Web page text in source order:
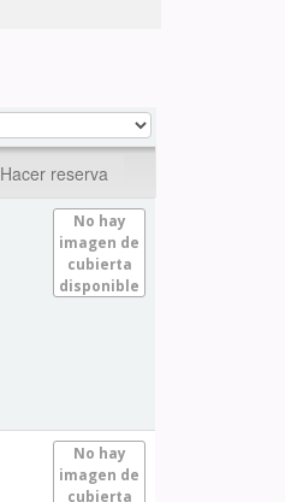
Hacer reserva
No hay
imagen de
cubierta
disponible
No hay
imagen de
cubierta